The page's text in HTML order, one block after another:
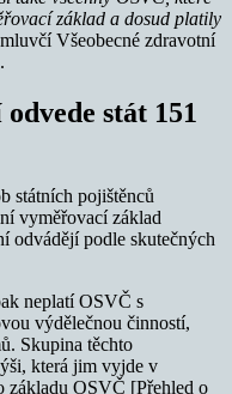
základ a dosud platily
Všeobecné zdravotní
stát 151
státních pojištěnců
vyměřovací základ
odvádějí podle skutečných
neplatí OSVČ s
výdělečnou činností,
Skupina těchto
která jim vyjde v
základu OSVČ [Přehled o